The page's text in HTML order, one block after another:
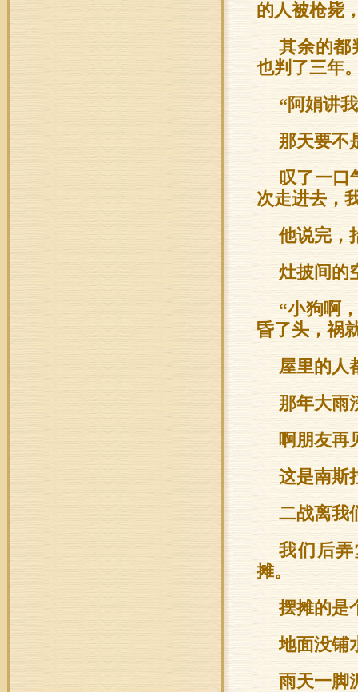
的人被枪毙
其余的都
也判了三年
“阿娟讲
那天要不
叹了一口
次走进去，
他说完，
灶披间的
“小狗啊
昏了头，祸
屋里的人
那年大雨
啊朋友再
这是南斯
二战离我
我们后
摊。
摆摊的是
地面没铺
雨天一脚